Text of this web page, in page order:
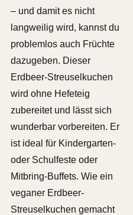
– und damit es nicht
langweilig wird, kannst du
problemlos auch Früchte
dazugeben. Dieser
Erdbeer-Streuselkuchen
wird ohne Hefeteig
zubereitet und lässt sich
wunderbar vorbereiten. Er
ist ideal für Kindergarten-
oder Schulfeste oder
Mitbring-Buffets. Wie ein
veganer Erdbeer-
Streuselkuchen gemacht